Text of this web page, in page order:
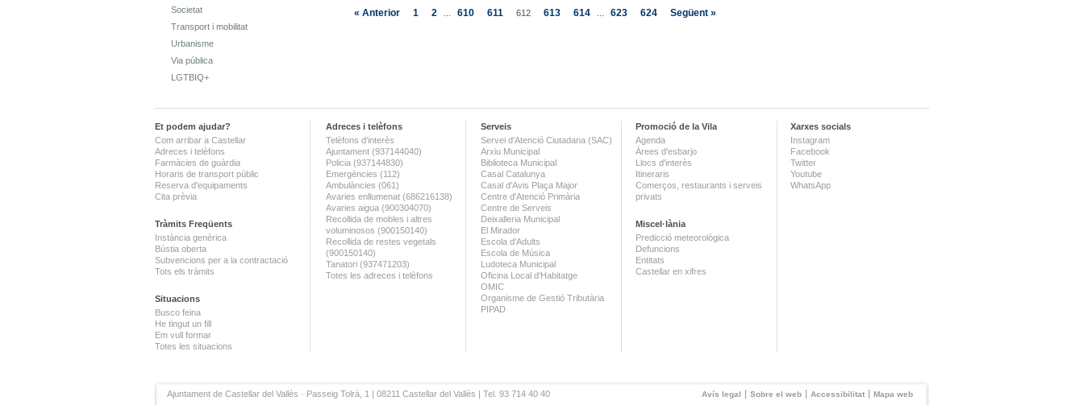
Societat
Transport i mobilitat
Urbanisme
Via pública
LGTBIQ+
« Anterior 1 2 610 611 612 613 614 623 624 Següent »
Et podem ajudar?
Com arribar a Castellar
Adreces i telèfons
Farmàcies de guàrdia
Horaris de transport públic
Reserva d'equipaments
Cita prèvia
Tràmits Freqüents
Instància genèrica
Bústia oberta
Subvencions per a la contractació
Tots els tràmits
Situacions
Busco feina
He tingut un fill
Em vull formar
Totes les situacions
Adreces i telèfons
Telèfons d'interès
Ajuntament (937144040)
Policia (937144830)
Emergències (112)
Ambulàncies (061)
Avaries enllumenat (686216138)
Avaries aigua (900304070)
Recollida de mobles i altres
voluminosos (900150140)
Recollida de restes vegetals
(900150140)
Tanatori (937471203)
Totes les adreces i telèfons
Serveis
Servei d'Atenció Ciutadana (SAC)
Arxiu Municipal
Biblioteca Municipal
Casal Catalunya
Casal d'Avis Plaça Major
Centre d'Atenció Primària
Centre de Serveis
Deixalleria Municipal
El Mirador
Escola d'Adults
Escola de Música
Ludoteca Municipal
Oficina Local d'Habitatge
OMIC
Organisme de Gestió Tributària
PIPAD
Promoció de la Vila
Agenda
Àrees d'esbarjo
Llocs d'interès
Itineraris
Comerços, restaurants i serveis
privats
Miscel·lània
Predicció meteorològica
Defuncions
Entitats
Castellar en xifres
Xarxes socials
Instagram
Facebook
Twitter
Youtube
WhatsApp
Avís legal Sobre el web Accessibilitat Mapa web
Ajuntament de Castellar del Vallès · Passeig Tolrà, 1 | 08211 Castellar del Vallès | Tel. 93 714 40 40